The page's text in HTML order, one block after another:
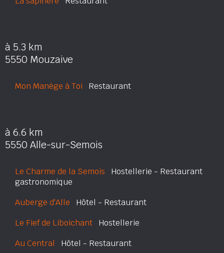
à 5.3 km
5550 Mouzaive
Mon Manège à Toi Restaurant
à 6.6 km
5550 Alle-sur-Semois
Le Charme de la Semois Hostellerie - Restaurant
gastronomique
Auberge d'Alle Hôtel - Restaurant
Le Fief de Liboichant Hostellerie
Au Central Hôtel - Restaurant